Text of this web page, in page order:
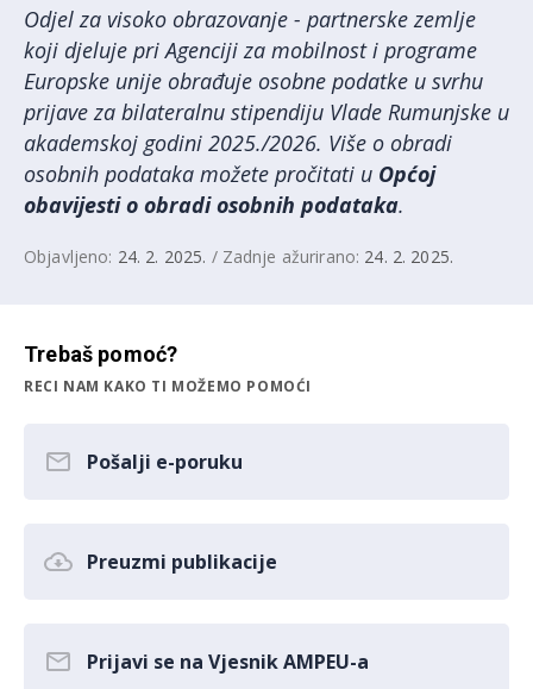
Odjel za visoko obrazovanje - partnerske zemlje
koji djeluje pri Agenciji za mobilnost i programe
Europske unije obrađuje osobne podatke u svrhu
prijave za bilateralnu stipendiju Vlade Rumunjske u
akademskoj godini 2025./2026. Više o obradi
osobnih podataka možete pročitati u Općoj
obavijesti o obradi osobnih podataka.
Objavljeno: 24. 2. 2025. / Zadnje ažurirano: 24. 2. 2025.
Trebaš pomoć?
RECI NAM KAKO TI MOŽEMO POMOĆI
Pošalji e-poruku
Preuzmi publikacije
Prijavi se na Vjesnik AMPEU-a